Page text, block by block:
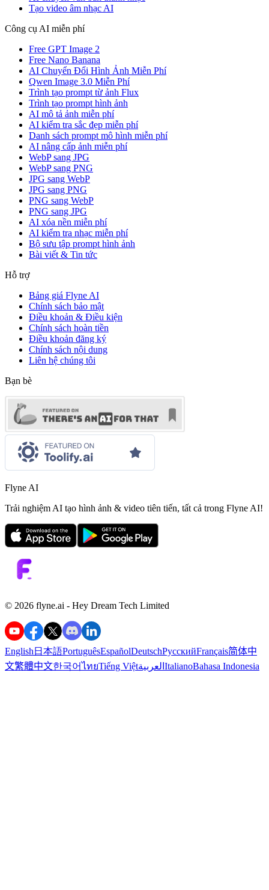
Tạo video âm nhạc AI
Công cụ AI miễn phí
Free GPT Image 2
Free Nano Banana
AI Chuyển Đổi Hình Ảnh Miễn Phí
Qwen Image 3.0 Miễn Phí
Trình tạo prompt từ ảnh Flux
Trình tạo prompt hình ảnh
AI mô tả ảnh miễn phí
AI kiểm tra sắc đẹp miễn phí
Danh sách prompt mô hình miễn phí
AI nâng cấp ảnh miễn phí
WebP sang JPG
WebP sang PNG
JPG sang WebP
JPG sang PNG
PNG sang WebP
PNG sang JPG
AI xóa nền miễn phí
AI kiểm tra nhạc miễn phí
Bộ sưu tập prompt hình ảnh
Bài viết & Tin tức
Hỗ trợ
Bảng giá Flyne AI
Chính sách bảo mật
Điều khoản & Điều kiện
Chính sách hoàn tiền
Điều khoản đăng ký
Chính sách nội dung
Liên hệ chúng tôi
Bạn bè
Flyne AI
Trải nghiệm AI tạo hình ảnh & video tiên tiến, tất cả trong Flyne AI!
©️ 2026 flyne.ai - Hey Dream Tech Limited
English日本語PortuguêsEspañolDeutschРусскийFrançais简体中
文繁體中文한국어ไทยTiếng Việtالعربية ItalianoBahasa Indonesia